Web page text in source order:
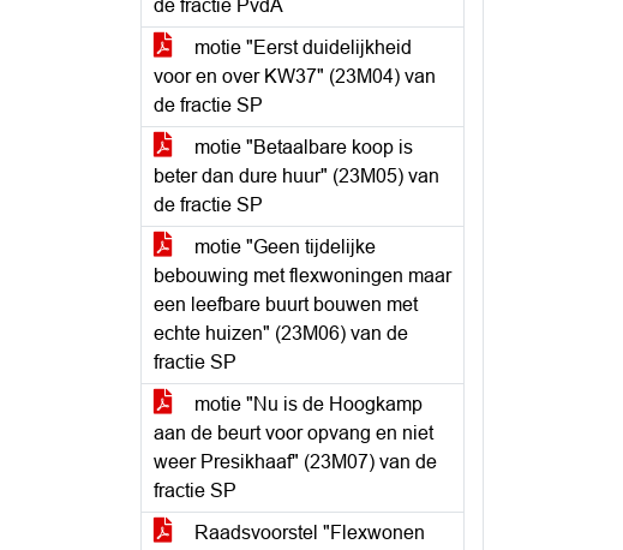
de fractie PvdA
motie "Eerst duidelijkheid
voor en over KW37" (23M04) van
de fractie SP
motie "Betaalbare koop is
beter dan dure huur" (23M05) van
de fractie SP
motie "Geen tijdelijke
bebouwing met flexwoningen maar
een leefbare buurt bouwen met
echte huizen" (23M06) van de
fractie SP
motie "Nu is de Hoogkamp
aan de beurt voor opvang en niet
weer Presikhaaf" (23M07) van de
fractie SP
Raadsvoorstel "Flexwonen